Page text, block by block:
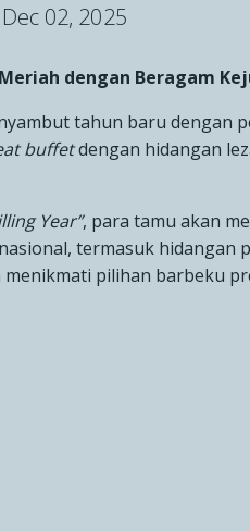
Dec 02, 2025
dengan Beragam
tahun baru dengan
buffetdengan hidangan
Year”, para tamu akan
termasuk hidangan
menikmati pilihan barbeku